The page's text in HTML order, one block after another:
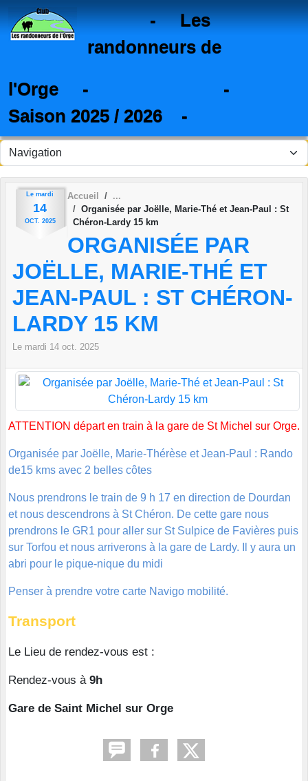
- Les
randonneurs de
l'Orge - -
Saison 2025 / 2026 -
Le mardi
14
OCT. 2025
Accueil
Organisée par Joëlle, Marie-Thé et Jean-Paul : St
Chéron-Lardy 15 km
ORGANISÉE PAR
JOËLLE, MARIE-THÉ ET
JEAN-PAUL : ST CHÉRON-
LARDY 15 KM
Le mardi 14 oct. 2025
ATTENTION départ en train à la gare de St Michel sur Orge.
Organisée par Joëlle, Marie-Thérèse et Jean-Paul : Rando
de15 kms avec 2 belles côtes
Nous prendrons le train de 9 h 17 en direction de Dourdan
et nous descendrons à St Chéron. De cette gare nous
prendrons le GR1 pour aller sur St Sulpice de Favières puis
sur Torfou et nous arriverons à la gare de Lardy. Il y aura un
abri pour le pique-nique du midi
Penser à prendre votre carte Navigo mobilité.
Transport
Le Lieu de rendez-vous est :
Rendez-vous à 9h
Gare de Saint Michel sur Orge
Panneau de gestion des cookies